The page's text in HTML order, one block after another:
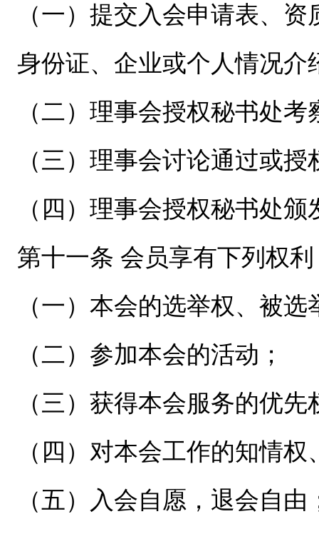
（一）提交入会申请表、
身份证、企业或个人情况介
（二）理事会授权秘书处考
（三）理事会讨论通过或
（四）理事会授权秘书处
第十一条 会员享有下列权
（一）本会的选举权、被
（二）参加本会的活动；
（三）获得本会服务的优先
（四）对本会工作的知情
（五）入会自愿，退会自由